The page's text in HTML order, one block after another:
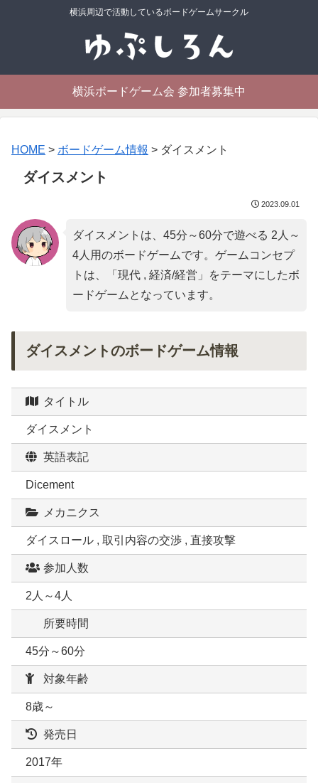
横浜周辺で活動しているボードゲームサークル
横浜ボードゲーム会 参加者募集中
HOME > ボードゲーム情報 > ダイスメント
ダイスメント
2023.09.01
ダイスメントは、45分～60分で遊べる 2人～
4人用のボードゲームです。ゲームコンセプ
トは、「 現代 , 経済/経営 」をテーマにしたボ
ードゲームとなっています。
ダイスメントのボードゲーム情報
タイトル
ダイスメント
英語表記
Dicement
メカニクス
ダイスロール , 取引内容の交渉 , 直接攻撃
参加人数
2人～4人
所要時間
45分～60分
対象年齢
8歳～
発売日
2017年